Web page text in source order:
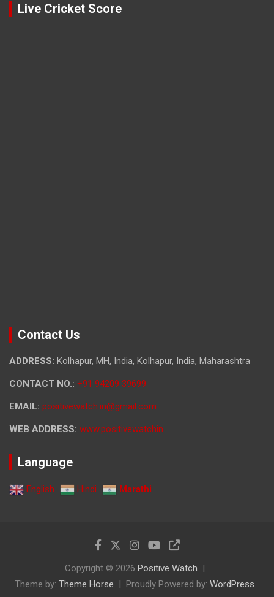
Live Cricket Score
Contact Us
ADDRESS: Kolhapur, MH, India, Kolhapur, India, Maharashtra
CONTACT NO.: +91 94209 39699
EMAIL: positivewatch.in@gmail.com
WEB ADDRESS: www.positivewatchin
Language
English Hindi Marathi
Copyright © 2026 Positive Watch
Theme by: Theme Horse Proudly Powered by: WordPress